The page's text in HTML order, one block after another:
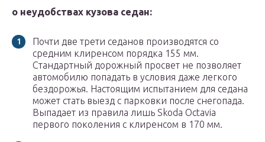
о неудобствах кузова седан:
Почти две трети седанов производятся со
средним клиренсом порядка 155 мм.
Стандартный дорожный просвет не позволяет
автомобилю попадать в условия даже легкого
бездорожья. Настоящим испытанием для седана
может стать выезд с парковки после снегопада.
Выпадает из правила лишь Skoda Octavia
первого поколения с клиренсом в 170 мм.